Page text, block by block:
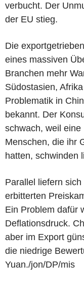
verbucht. Der
der EU stieg.
Die
eines massiven
Branchen mehr
Südostasien,
Problematik in
bekannt. Der
schwach, weil
Menschen, die ihr
hatten, schwinden
Parallel liefern
erbitterten
Ein Problem dafür
Deflationsdruck.
aber im Export
die niedrige
Yuan./jon/DP/mis